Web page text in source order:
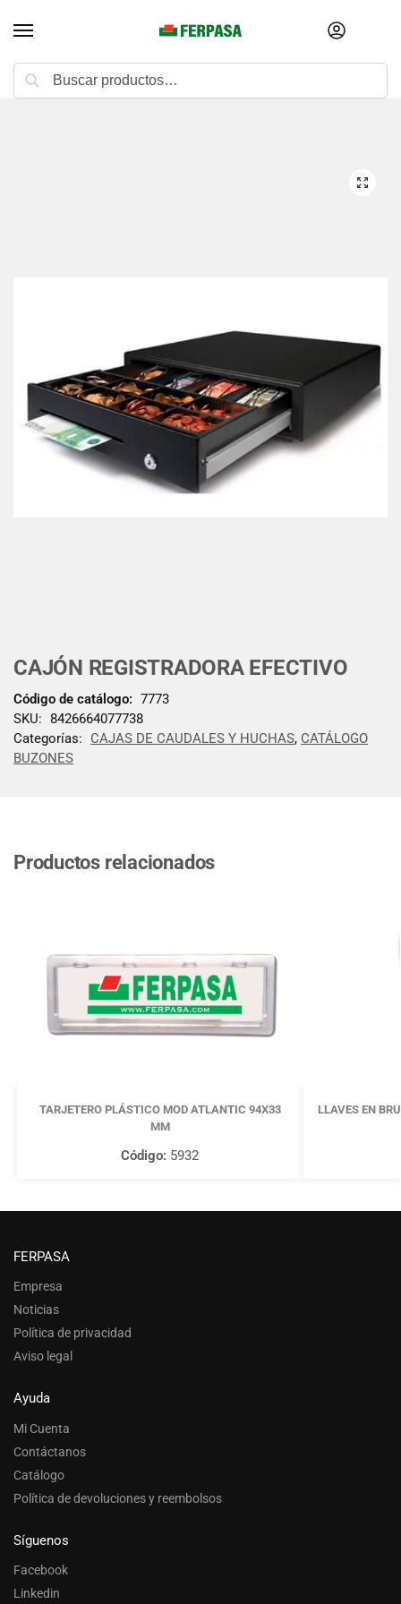
CAJÓN REGISTRADORA EFECTIVO
Código de catálogo: 7773
SKU: 8426664077738
Categorías:
CAJAS DE CAUDALES Y HUCHAS, CATÁLOGO
BUZONES
Productos relacionados
TARJETERO PLÁSTICO MOD ATLANTIC 94X33
MM
Código: 5932
LLAVES EN
FERPASA
Empresa
Noticias
Política de privacidad
Aviso legal
Ayuda
Mi Cuenta
Contáctanos
Catálogo
Política de devoluciones y reembolsos
Síguenos
Facebook
Linkedin